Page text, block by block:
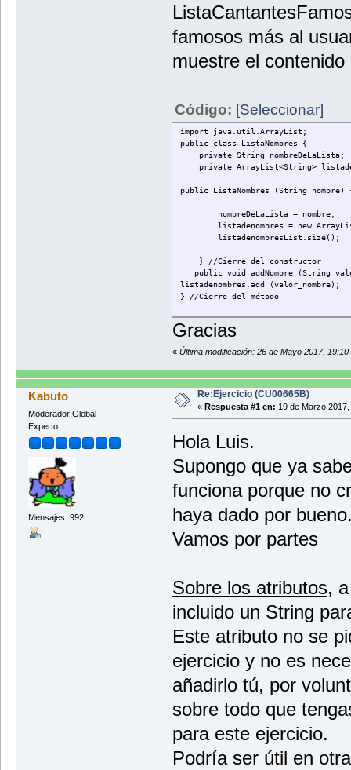
famosos más al
muestre el
Código: [Seleccionar]
import java.util.ArrayList;
public class ListaNombres {
private String nombreDeLaLista;
private ArrayList<String>
public ListaNombres (String
nombreDeLaLista = nombre;
listadenombres = new
listadenombresList.size();
} //Cierre del constructor
public void addNombre (String
listadenombres.add (valor_nombre);
} //Cierre del método
public class TestListaDeNombres {
System.out.println
while
for (int i=0; i =<
Scanner entradaEscaner = new
Listadenombres lista1 = new
System.out.println ("Entrada
lista1= sc.nextLine(); //acada
return
lista1.addNombre
lista1.addNombre
lista1.addNombre
lista1.addNombre
System.out.println ("La lista ha
System.out.println ("Elemento
Gracias
« Última modificación: 26 de Mayo 2017,
Kabuto
Moderador Global
Experto
Mensajes: 992
Re:Ejercicio (CU00665B)
« Respuesta #1 en: 19 de Marzo
Hola Luis.
Supongo que ya
funciona porque no
haya dado por
Vamos por partes
Sobre los atributos,
incluido un String
Este atributo no se
ejercicio y no es
añadirlo tú, por
sobre todo que
para este ejercicio.
Podría ser útil en